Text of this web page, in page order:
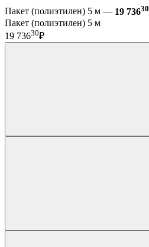
Пакет (полиэтилен) 5 м — 19 73630
Пакет (полиэтилен) 5 м
19 73630₽